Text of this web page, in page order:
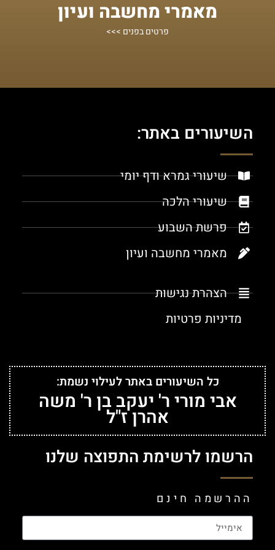
מאמרי מחשבה ועיון
פרטים בפנים >>>
שיעורים ומאמרי תורה במגוון נושאים
השיעורים באתר:
שיעורי גמרא ודף יומי
שיעורי הלכה
פרשת השבוע
מאמרי מחשבה ועיון
הצהרת נגישות
מדיניות פרטיות
כל השיעורים באתר לעילוי נשמת:
אבי מורי ר' יעקב בן ר' משה
אהרן ז"ל
הרשמו לרשימת התפוצה שלנו
ההרשמה חינם